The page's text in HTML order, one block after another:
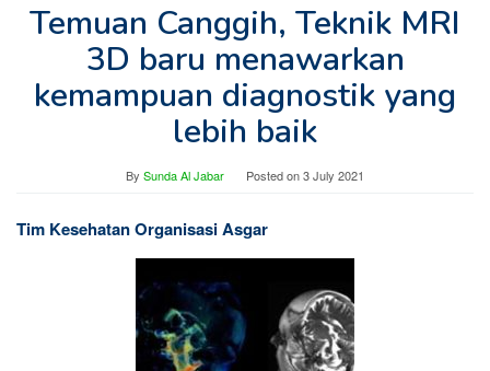
Temuan Canggih, Teknik MRI
3D baru menawarkan
kemampuan diagnostik yang
lebih baik
By Sunda Al Jabar Posted on3 July 2021
Tim Kesehatan Organisasi Asgar